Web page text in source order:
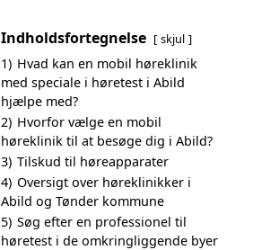
Indholdsfortegnelse skjul
1) Hvad kan en mobil høreklinik
med speciale i høretest i Abild
hjælpe med?
2) Hvorfor vælge en mobil
høreklinik til at besøge dig i Abild?
3) Tilskud til høreapparater
4) Oversigt over høreklinikker i
Abild og Tønder kommune
5) Søg efter en professionel til
høretest i de omkringliggende byer